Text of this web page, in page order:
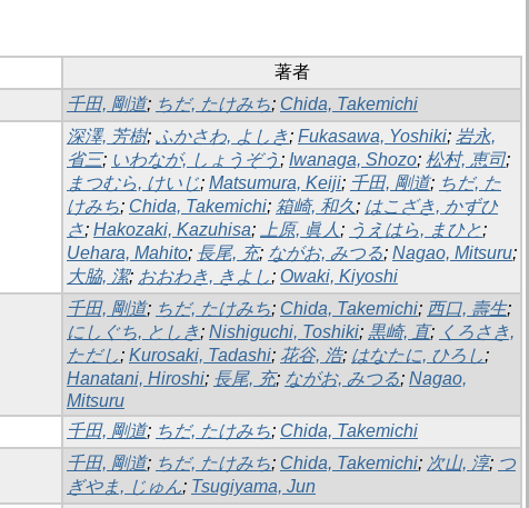
著者
千田, 剛道; ちだ, たけみち; Chida, Takemichi
深澤, 芳樹; ふかさわ, よしき; Fukasawa, Yoshiki; 岩永,
省三; いわなが, しょうぞう ; Iwanaga, Shozo; 松村, 恵司;
まつむら, けいじ; Matsumura, Keiji; 千田, 剛道; ちだ, た
けみち; Chida, Takemichi; 箱崎, 和久; はこざき, かずひ
さ; Hakozaki, Kazuhisa; 上原, 眞人 ; うえはら, まひと;
Uehara, Mahito; 長尾, 充; ながお, みつる; Nagao, Mitsuru;
大脇, 潔; おおわき, きよし; Owaki, Kiyoshi
千田, 剛道; ちだ, たけみち; Chida, Takemichi; 西口, 壽生;
にしぐち, としき; Nishiguchi, Toshiki; 黒崎, 直; くろさき,
ただし; Kurosaki, Tadashi; 花谷, 浩; はなたに, ひろし;
Hanatani, Hiroshi; 長尾, 充; ながお, みつる; Nagao,
Mitsuru
千田, 剛道; ちだ, たけみち; Chida, Takemichi
千田, 剛道; ちだ, たけみち; Chida, Takemichi; 次山, 淳; つ
ぎやま, じゅん; Tsugiyama, Jun